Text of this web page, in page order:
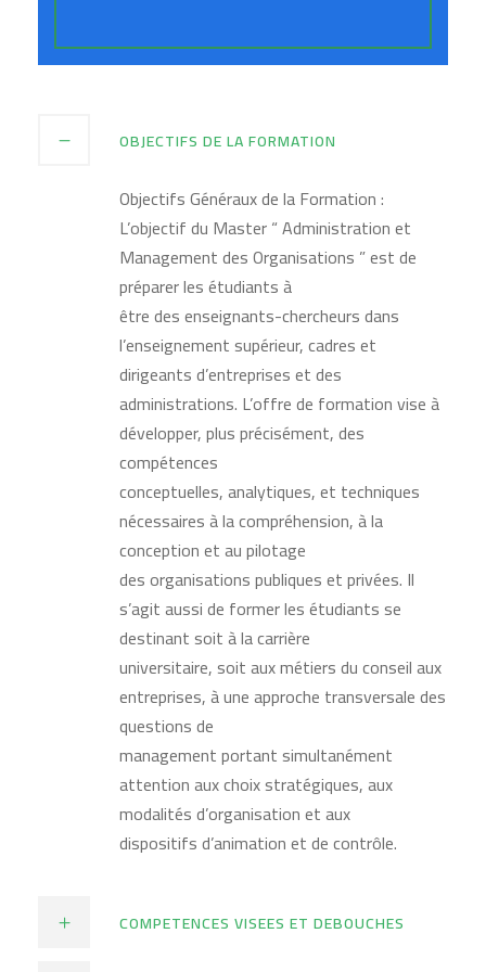
OBJECTIFS DE LA FORMATION
Objectifs Généraux de la Formation :
L’objectif du Master “ Administration et
Management des Organisations ” est de
préparer les étudiants à
être des enseignants-chercheurs dans
l’enseignement supérieur, cadres et
dirigeants d’entreprises et des
administrations. L’offre de formation vise à
développer, plus précisément, des
compétences
conceptuelles, analytiques, et techniques
nécessaires à la compréhension, à la
conception et au pilotage
des organisations publiques et privées. Il
s’agit aussi de former les étudiants se
destinant soit à la carrière
universitaire, soit aux métiers du conseil aux
entreprises, à une approche transversale des
questions de
management portant simultanément
attention aux choix stratégiques, aux
modalités d’organisation et aux
dispositifs d’animation et de contrôle.
COMPETENCES VISEES ET DEBOUCHES